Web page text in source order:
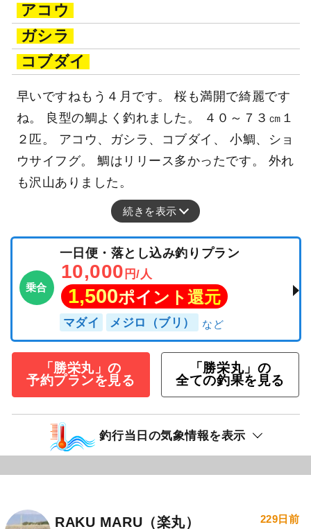
アコウ
ガシラ
コブダイ
早いですねもう４月です。 桜も満開で綺麗です
ね。 良型の鯛よく釣れました。 ４０～７３㎝１
２匹。 アコウ、ガシラ、コブダイ、 小鯛、ショ
ウサイフグ。 鯛はリリース多かったです。 外れ
も沢山ありました。
続きを表示
乗合
一日便・落とし込み釣りプラン
10,000 円/人
1,500ポイント還元
マダイ メジロ（ブリ）
「勝栄丸」の
予約プランを見る
「勝栄丸」の
全ての釣果を見る
釣行当日の気象情報を表示
RAKU MARU（楽丸） 229日前